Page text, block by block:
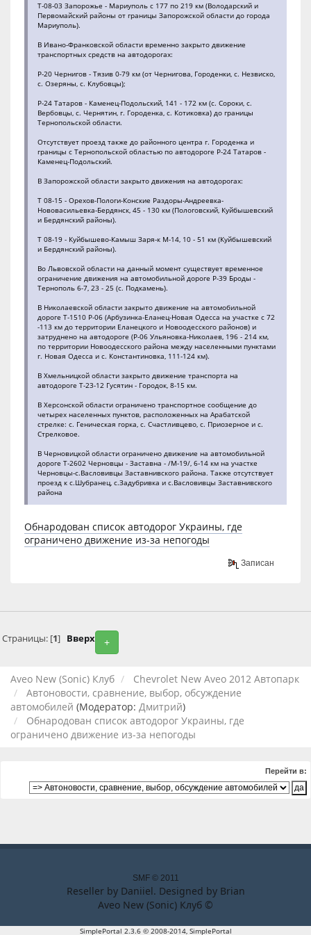
Т-08-03 Запорожье - Мариуполь с 177 по 219 км (Володарский и
Первомайский районы от границы Запорожской области до города
Мариуполь).
В Ивано-Франковской области временно закрыто движение
транспортных средств на автодорогах:
Р-20 Чернигов - Тязив 0-79 км (от Чернигова, Городенки, с. Незвиско,
с. Озеряны, с. Клубовцы);
Р-24 Татаров - Каменец-Подольский, 141 - 172 км (с. Сороки, с.
Вербовцы, с. Чернятин, г. Городенка, с. Котиковка) до границы
Тернопольской области.
Отсутствует проезд также до районного центра г. Городенка и
границы с Тернопольской областью по автодороге Р-24 Татаров -
Каменец-Подольский.
В Запорожской области закрыто движения на автодорогах:
Т 08-15 - Орехов-Пологи-Конские Раздоры-Андреевка-
Нововасильевка-Бердянск, 45 - 130 км (Пологовский, Куйбышевский
и Бердянский районы).
Т 08-19 - Куйбышево-Камыш Заря-к М-14, 10 - 51 км (Куйбышевский
и Бердянский районы).
Во Львовской области на данный момент существует временное
ограничение движения на автомобильной дороге Р-39 Броды -
Тернополь 6-7, 23 - 25 (с. Подкамень).
В Николаевской области закрыто движение на автомобильной
дороге Т-1510 Р-06 (Арбузинка-Еланец-Новая Одесса на участке с 72
-113 км до территории Еланецкого и Новоодесского районов) и
затруднено на автодороге (Р-06 Ульяновка-Николаев, 196 - 214 км,
по территории Новоодесского района между населенными пунктами
г. Новая Одесса и с. Константиновка, 111-124 км).
В Хмельницкой области закрыто движение транспорта на
автодороге Т-23-12 Гусятин - Городок, 8-15 км.
В Херсонской области ограничено транспортное сообщение до
четырех населенных пунктов, расположенных на Арабатской
стрелке: с. Геническая горка, с. Счастливцево, с. Приозерное и с.
Стрелковое.
В Черновицкой области ограничено движение на автомобильной
дороге Т-2602 Черновцы - Заставна - /М-19/, 6-14 км на участке
Черновцы-с.Васловивцы Заставнивского района. Также отсутствует
проезд к с.Шубранец, с.Задубривка и с.Васловивцы Заставнивского
района
Обнародован список автодорог Украины, где
ограничено движение из-за непогоды
Записан
+
Страницы: [1] Вверх
Aveo New (Sonic) Клуб
Chevrolet New Aveo 2012 Автопарк
Автоновости, сравнение, выбор, обсуждение
автомобилей (Модератор: Дмитрий)
Обнародован список автодорог Украины, где
ограничено движение из-за непогоды
Перейти в:
SMF © 2011
Reseller by Daniiel. Designed by Brian
Aveo New (Sonic) Клуб ©
SimplePortal 2.3.6 © 2008-2014, SimplePortal